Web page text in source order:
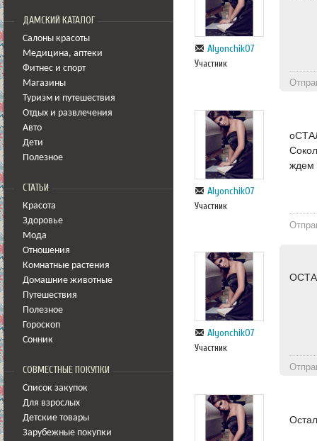
ДАМСКИЙ КАТАЛОГ
Салоны красоты
Медицина, аптеки
Фитнес и спорт
Магазины
Туризм и путешествия
Отдых и развлечения
Авто
Дети
Полезное
СТАТЬИ
Красота
Здоровье
Мода
Отношения
Комнатные растения
Домашние животные
Путешествия
Полезное
Гороскоп
Сонник
СОВМЕСТНЫЕ ПОКУПКИ
Список закупок
Для взрослых
Детские товары
Зарубежные покупки
Alyonchik07
Участник
Alyonchik07
Участник
ждем
Alyonchik07
Участник